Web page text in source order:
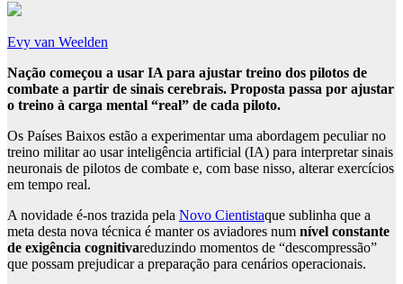
Evy van Weelden
Nação começou a usar IA para ajustar treino dos pilotos de
combate a partir de sinais cerebrais. Proposta passa por ajustar
o treino à carga mental “real” de cada piloto.
Os Países Baixos estão a experimentar uma abordagem peculiar no
treino militar ao usar inteligência artificial (IA) para interpretar sinais
neuronais de pilotos de combate e, com base nisso, alterar exercícios
em tempo real.
A novidade é-nos trazida pela Novo Cientistaque sublinha que a
meta desta nova técnica é manter os aviadores num nível constante
de exigência cognitivareduzindo momentos de “descompressão”
que possam prejudicar a preparação para cenários operacionais.